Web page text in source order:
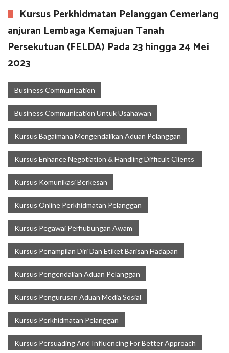
Kursus Perkhidmatan Pelanggan Cemerlang
anjuran Lembaga Kemajuan Tanah
Persekutuan (FELDA) Pada 23 hingga 24 Mei
2023
Business Communication
Business Communication Untuk Usahawan
Kursus Bagaimana Mengendalikan Aduan Pelanggan
Kursus Enhance Negotiation & Handling Difficult Clients
Kursus Komunikasi Berkesan
Kursus Online Perkhidmatan Pelanggan
Kursus Pegawai Perhubungan Awam
Kursus Penampilan Diri Dan Etiket Barisan Hadapan
Kursus Pengendalian Aduan Pelanggan
Kursus Pengurusan Aduan Media Sosial
Kursus Perkhidmatan Pelanggan
Kursus Persuading And Influencing For Better Approach